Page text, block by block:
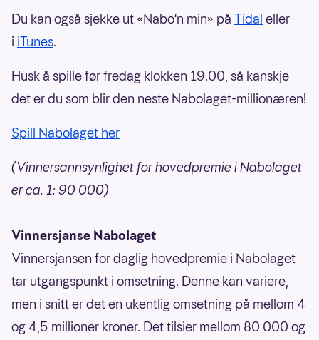
Du kan også sjekke ut «Nabo'n min» på Tidal eller
i iTunes.
Husk å spille før fredag klokken 19.00, så kanskje
det er du som blir den neste Nabolaget-millionæren!
Spill Nabolaget her
(Vinnersannsynlighet for hovedpremie i Nabolaget
er ca. 1: 90 000)
Vinnersjanse Nabolaget
Vinnersjansen for daglig hovedpremie i Nabolaget
tar utgangspunkt i omsetning. Denne kan variere,
men i snitt er det en ukentlig omsetning på mellom 4
og 4,5 millioner kroner. Det tilsier mellom 80 000 og